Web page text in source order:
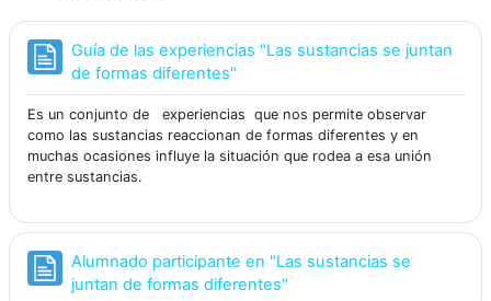
Guía de las experiencias "Las sustancias se juntan
de formas diferentes"
Es un conjunto de experiencias que nos permite observar
como las sustancias reaccionan de formas diferentes y en
muchas ocasiones influye la situación que rodea a esa unión
entre sustancias.
Alumnado participante en "Las sustancias se
juntan de formas diferentes"